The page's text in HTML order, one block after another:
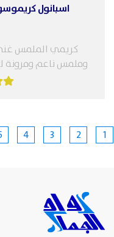
اسبانول كريموسو
كريمي الملمس غني
وملمس ناعم ومرونة
الكولاجين
1
2
3
4